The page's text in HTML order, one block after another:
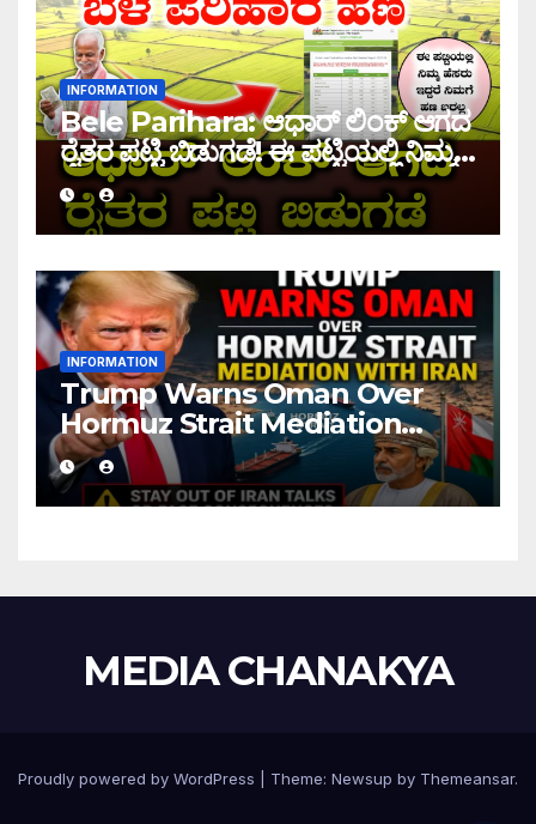
INFORMATION
Bele Parihara: ಆಧಾರ್ ಲಿಂಕ್ ಆಗದ
ರೈತರ ಪಟ್ಟಿ ಬಿಡುಗಡೆ! ಈ ಪಟ್ಟಿಯಲ್ಲಿ ನಿಮ್ಮ
ಹೆಸರು ಇದ್ದರೆ ನಿಮಗೆ ಹಣ ಜಮಾ ಆಗಲ್ಲ !
INFORMATION
Trump Warns Oman Over
Hormuz Strait Mediation
With Iran
MEDIA CHANAKYA
Proudly powered by WordPress Theme: Newsup by Themeansar.